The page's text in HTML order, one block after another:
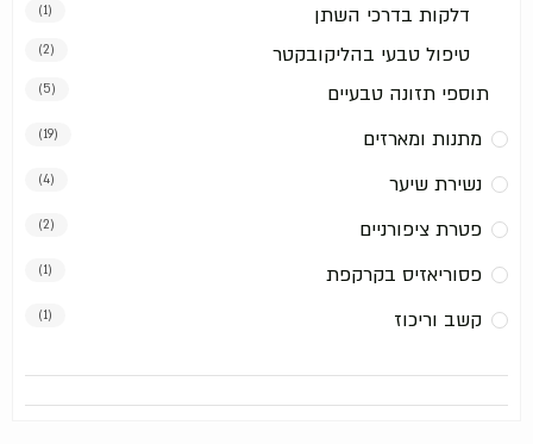
דלקות בדרכי השתן (1)
טיפול טבעי בהליקובקטר (2)
תוספי תזונה טבעיים (5)
מתנות ומארזים (19)
נשירת שיער (4)
פטרת ציפורניים (2)
פסוריאזיס בקרקפת (1)
קשב וריכוז (1)